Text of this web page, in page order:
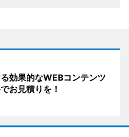
効果的なWEBコンテンツ
お見積りを！